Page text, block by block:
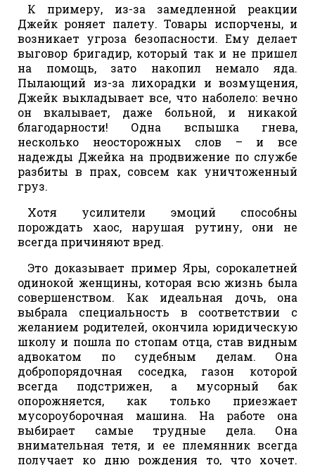
К примеру, из-за замедленной реакции
Джейк роняет палету. Товары испорчены, и
возникает угроза безопасности. Ему делает
выговор бригадир, который так и не пришел
на помощь, зато накопил немало яда.
Пылающий из-за лихорадки и возмущения,
Джейк выкладывает все, что наболело: вечно
он вкалывает, даже больной, и никакой
благодарности! Одна вспышка гнева,
несколько неосторожных слов – и все
надежды Джейка на продвижение по службе
разбиты в прах, совсем как уничтоженный
груз.
Хотя усилители эмоций способны
порождать хаос, нарушая рутину, они не
всегда причиняют вред.
Это доказывает пример Яры, сорокалетней
одинокой женщины, которая всю жизнь была
совершенством. Как идеальная дочь, она
выбрала специальность в соответствии с
желанием родителей, окончила юридическую
школу и пошла по стопам отца, став видным
адвокатом по судебным делам. Она
добропорядочная соседка, газон которой
всегда подстрижен, а мусорный бак
опорожняется, как только приезжает
мусороуборочная машина. На работе она
выбирает самые трудные дела. Она
внимательная тетя, и ее племянник всегда
получает ко дню рождения то, что хочет.